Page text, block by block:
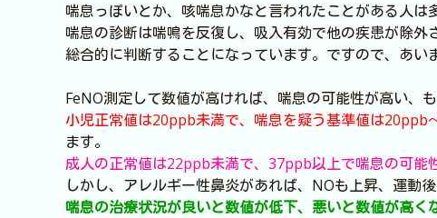
喘息っぽいとか、咳喘息かなと言われたことがある人は
喘息の診断は喘鳴を反復し、吸入有効で他の疾患が除
総合的に判断することになっています。ですので、あい
FeNO測定して数値が高ければ、喘息の可能性が高い、
小児正常値は20ppb未満で、喘息を疑う基準値は
ます。
成人の正常値は22ppb未満で、37ppb以上で喘息の可能
しかし、アレルギー性鼻炎があれば、NOも上昇、運動
喘息の治療状況が良いと数値が低下、悪いと数値が高く